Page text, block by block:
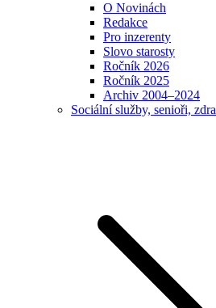
O Novinách
Redakce
Pro inzerenty
Slovo starosty
Ročník 2026
Ročník 2025
Archiv 2004–2024
Sociální služby, senioři,